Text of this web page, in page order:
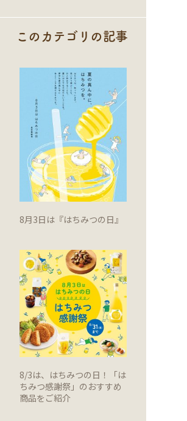
このカテゴリの記事
8月3日は『はちみつの日』
8/3は、はちみつの日！「は
ちみつ感謝祭」のおすすめ
商品をご紹介